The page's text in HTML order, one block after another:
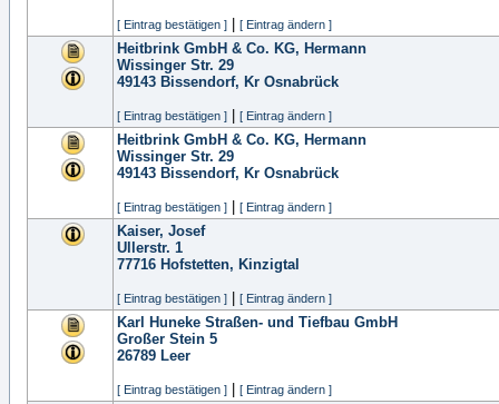
[ Eintrag bestätigen ] [ Eintrag ändern ]
Heitbrink GmbH & Co. KG, Hermann
Wissinger Str. 29
49143 Bissendorf, Kr Osnabrück
[ Eintrag bestätigen ] [ Eintrag ändern ]
Heitbrink GmbH & Co. KG, Hermann
Wissinger Str. 29
49143 Bissendorf, Kr Osnabrück
[ Eintrag bestätigen ] [ Eintrag ändern ]
Kaiser, Josef
Ullerstr. 1
77716 Hofstetten, Kinzigtal
[ Eintrag bestätigen ] [ Eintrag ändern ]
Karl Huneke Straßen- und Tiefbau GmbH
Großer Stein 5
26789 Leer
[ Eintrag bestätigen ] [ Eintrag ändern ]